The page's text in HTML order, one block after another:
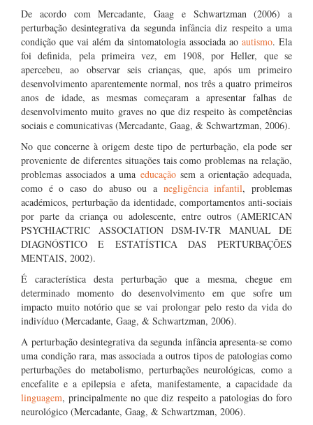
De acordo com Mercadante, Gaag e Schwartzman (2006) a
perturbação desintegrativa da segunda infância diz respeito a uma
condição que vai além da sintomatologia associada ao autismo. Ela
foi definida, pela primeira vez, em 1908, por Heller, que se
apercebeu, ao observar seis crianças, que, após um primeiro
desenvolvimento aparentemente normal, nos três a quatro primeiros
anos de idade, as mesmas começaram a apresentar falhas de
desenvolvimento muito graves no que diz respeito às competências
sociais e comunicativas (Mercadante, Gaag, & Schwartzman, 2006).
No que concerne à origem deste tipo de perturbação, ela pode ser
proveniente de diferentes situações tais como problemas na relação,
problemas associados a uma educaçãosem a orientação adequada,
como é o caso do abuso ou a negligência infantil, problemas
académicos, perturbação da identidade, comportamentos anti-sociais
por parte da criança ou adolescente, entre outros (AMERICAN
PSYCHIACTRIC ASSOCIATION DSM-IV-TR MANUAL DE
DIAGNÓSTICO E ESTATÍSTICA DAS PERTURBAÇÕES
MENTAIS, 2002).
É característica desta perturbação que a mesma, chegue em
determinado momento do desenvolvimento em que sofre um
impacto muito notório que se vai prolongar pelo resto da vida do
indivíduo (Mercadante, Gaag, & Schwartzman, 2006).
A perturbação desintegrativa da segunda infância apresenta-se como
uma condição rara, mas associada a outros tipos de patologias como
perturbações do metabolismo, perturbações neurológicas, como a
encefalite e a epilepsia e afeta, manifestamente, a capacidade da
linguagem, principalmente no que diz respeito a patologias do foro
neurológico (Mercadante, Gaag, & Schwartzman, 2006).